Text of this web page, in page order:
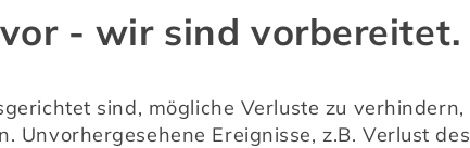
- wir sind vorbereitet.
sind, mögliche Verluste zu verhindern,
Unvorhergesehene Ereignisse, z.B. Verlust des